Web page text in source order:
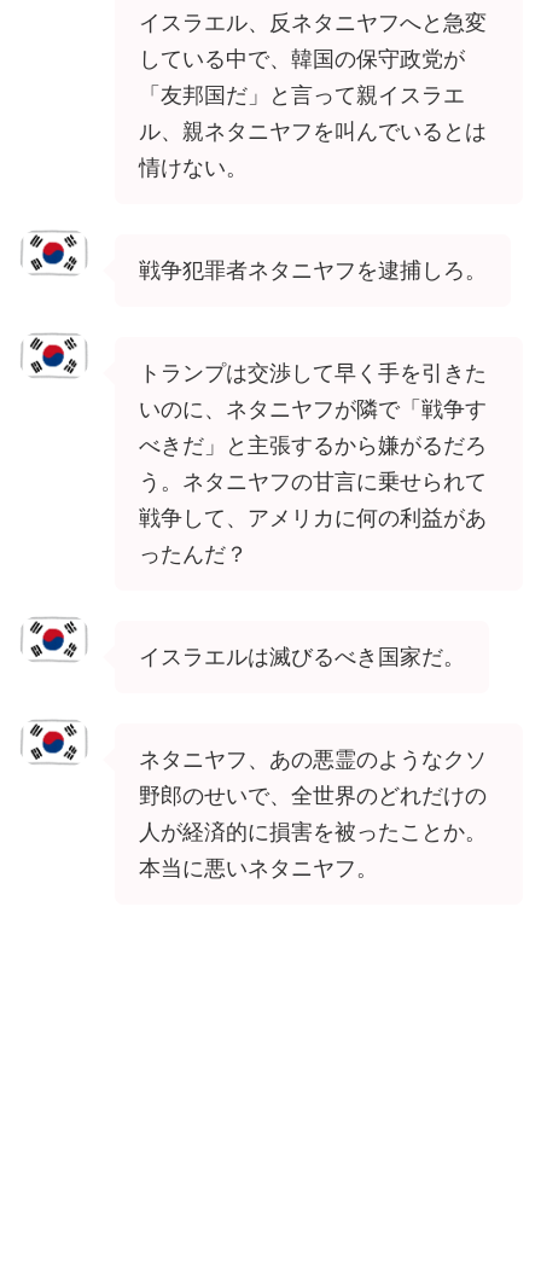
イスラエル、反ネタニヤフへと急変
している中で、韓国の保守政党が
「友邦国だ」と言って親イスラエ
ル、親ネタニヤフを叫んでいるとは
情けない。
戦争犯罪者ネタニヤフを逮捕しろ。
トランプは交渉して早く手を引きた
いのに、ネタニヤフが隣で「戦争す
べきだ」と主張するから嫌がるだろ
う。ネタニヤフの甘言に乗せられて
戦争して、アメリカに何の利益があ
ったんだ？
イスラエルは滅びるべき国家だ。
ネタニヤフ、あの悪霊のようなクソ
野郎のせいで、全世界のどれだけの
人が経済的に損害を被ったことか。
本当に悪いネタニヤフ。